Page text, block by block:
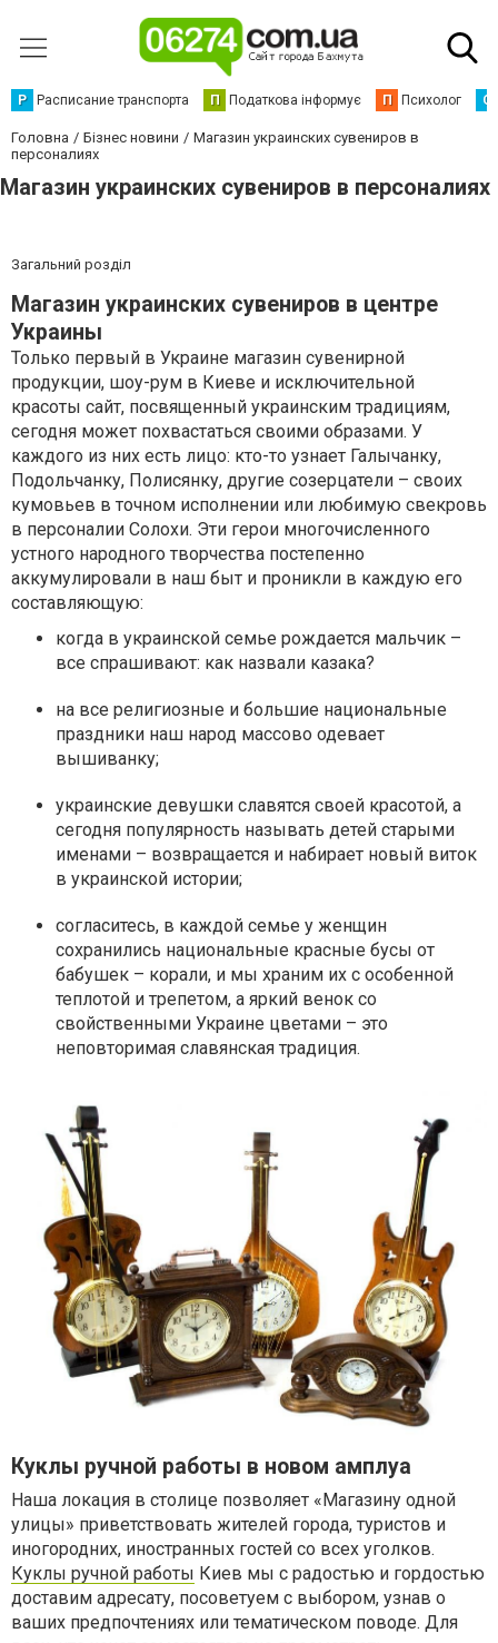
Р Расписание транспорта П Податкова інформує П Психолог С
Головна Бізнес новини
Магазин украинских сувениров в
персоналиях
Магазин украинских сувениров в персоналиях
Загальний розділ
Магазин украинских сувениров в центре
Украины
Только первый в Украине магазин сувенирной
продукции, шоу-рум в Киеве и исключительной
красоты сайт, посвященный украинским традициям,
сегодня может похвастаться своими образами. У
каждого из них есть лицо: кто-то узнает Галычанку,
Подольчанку, Полисянку, другие созерцатели – своих
кумовьев в точном исполнении или любимую свекровь
в персоналии Солохи. Эти герои многочисленного
устного народного творчества постепенно
аккумулировали в наш быт и проникли в каждую его
составляющую:
когда в украинской семье рождается мальчик –
все спрашивают: как назвали казака?
на все религиозные и большие национальные
праздники наш народ массово одевает
вышиванку;
украинские девушки славятся своей красотой, а
сегодня популярность называть детей старыми
именами – возвращается и набирает новый виток
в украинской истории;
согласитесь, в каждой семье у женщин
сохранились национальные красные бусы от
бабушек – корали, и мы храним их с особенной
теплотой и трепетом, а яркий венок со
свойственными Украине цветами – это
неповторимая славянская традиция.
Куклы ручной работы в новом амплуа
Наша локация в столице позволяет «Магазину одной
улицы» приветствовать жителей города, туристов и
иногородних, иностранных гостей со всех уголков.
Куклы ручной работы Киев мы с радостью и гордостью
доставим адресату, посоветуем с выбором, узнав о
ваших предпочтениях или тематическом поводе. Для